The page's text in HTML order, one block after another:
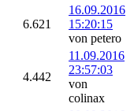
6.621
16.09.2016
15:20:15
von petero
4.442
11.09.2016
23:57:03
von
colinax